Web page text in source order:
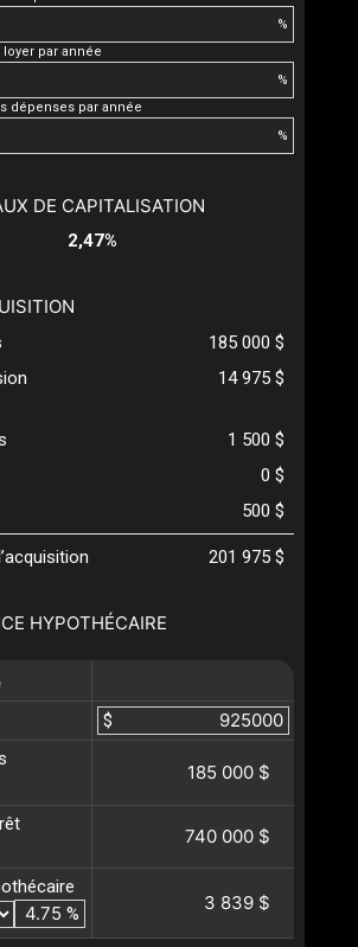
%
par année
%
dépenses par année
%
HYPOTHÉCAIRE
$
185 000 $
740 000 $
%
3 839 $
DE CAPITALISATION
2,47%
185 000 $
14 975 $
1 500 $
0 $
500 $
201 975 $